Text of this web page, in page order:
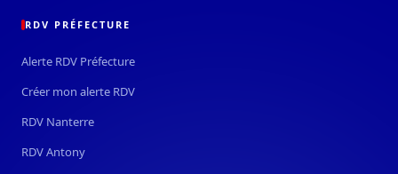
RDV PRÉFECTURE
Alerte RDV Préfecture
Créer mon alerte RDV
RDV Nanterre
RDV Antony